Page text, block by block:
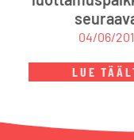
04/06/
LUE